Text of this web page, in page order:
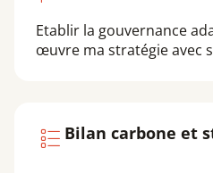
Etablir la gouvernance
œuvre ma stratégie avec
Bilan carbone et